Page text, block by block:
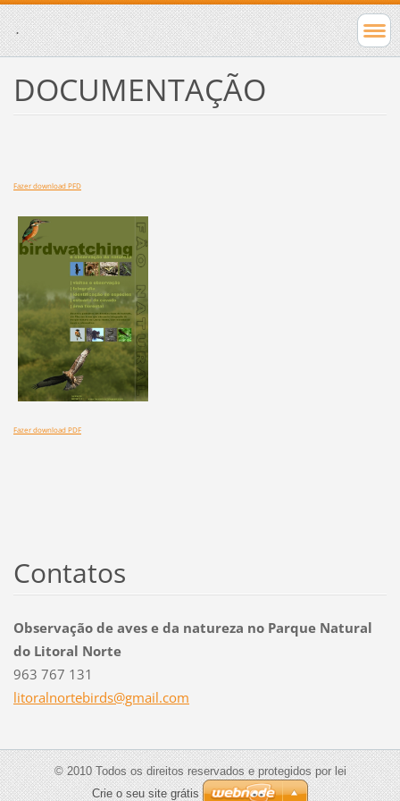
.
DOCUMENTAÇÃO
Fazer download PFD
Fazer download PDF
Contatos
Observação de aves e da natureza no Parque Natural
do Litoral Norte
963 767 131
litoralnortebirds@gmail.com
© 2010 Todos os direitos reservados e protegidos por lei
Crie o seu site grátis